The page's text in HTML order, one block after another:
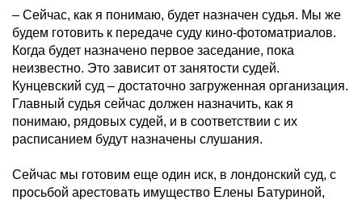
– Сейчас, как я понимаю, будет назначен судья. Мы же
будем готовить к передаче суду кино-фотоматриалов.
Когда будет назначено первое заседание, пока
неизвестно. Это зависит от занятости судей.
Кунцевский суд – достаточно загруженная организация.
Главный судья сейчас должен назначить, как я
понимаю, рядовых судей, и в соответствии с их
расписанием будут назначены слушания.
Сейчас мы готовим еще один иск, в лондонский суд, с
просьбой арестовать имущество Елены Батуриной,